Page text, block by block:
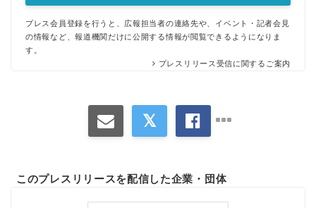
プレス会員登録を行うと、広報担当者の連絡先や、イベント・記者会見
の情報など、報道機関だけに公開する情報が閲覧できるようになりま
す。
プレスリリース受信に関するご案内
このプレスリリースを配信した企業・団体